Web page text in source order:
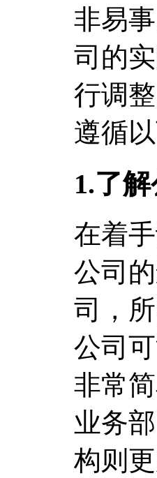
非易
司的
行调
遵循
1.了
在着
公司
司，
公司
非常
业务
构则更